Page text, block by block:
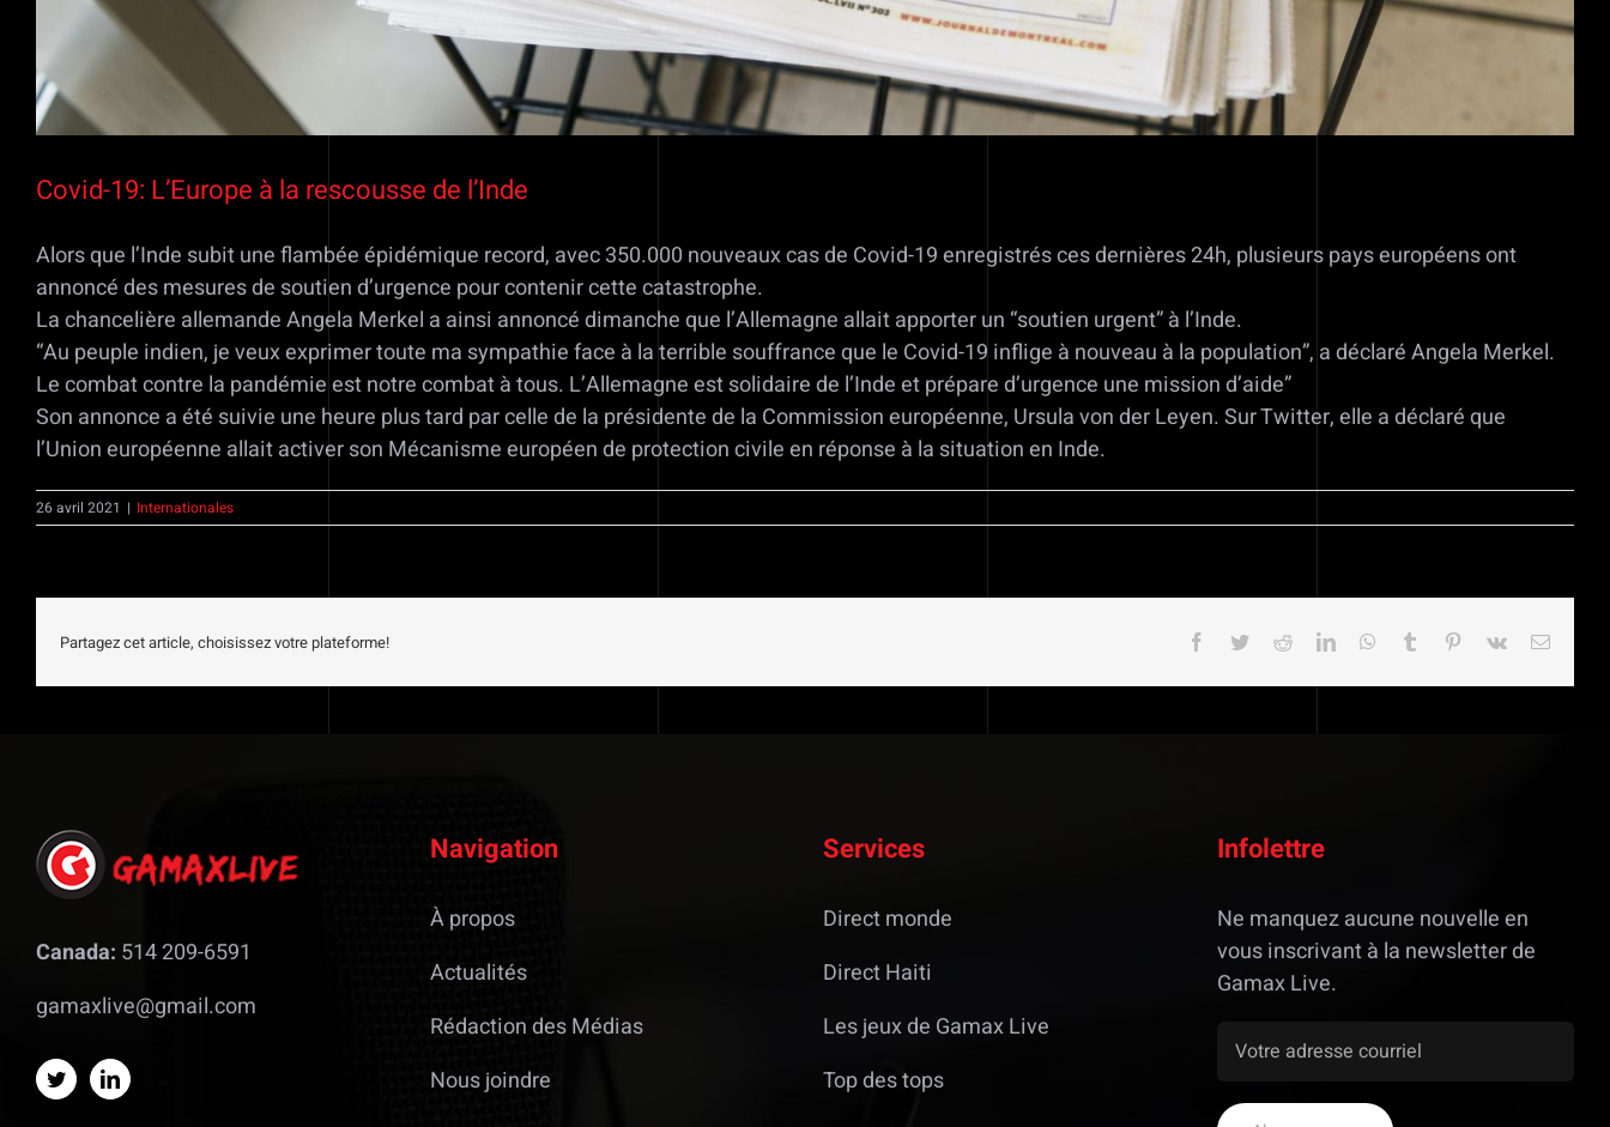
Covid-19: L’Europe à la rescousse de l’Inde
Alors que l’Inde subit une flambée épidémique record, avec 350.000 nouveaux cas de Covid-19 enregistrés ces dernières 24h, plusieurs pays européens ont
annoncé des mesures de soutien d’urgence pour contenir cette catastrophe.
La chancelière allemande Angela Merkel a ainsi annoncé dimanche que l’Allemagne allait apporter un “soutien urgent” à l’Inde.
“Au peuple indien, je veux exprimer toute ma sympathie face à la terrible souffrance que le Covid-19 inflige à nouveau à la population”, a déclaré Angela Merkel.
Le combat contre la pandémie est notre combat à tous. L’Allemagne est solidaire de l’Inde et prépare d’urgence une mission d’aide”
Son annonce a été suivie une heure plus tard par celle de la présidente de la Commission européenne, Ursula von der Leyen. Sur Twitter, elle a déclaré que
l’Union européenne allait activer son Mécanisme européen de protection civile en réponse à la situation en Inde.
26 avril 2021 | Internationales
Partagez cet article, choisissez votre plateforme! Facebook
TwitterRedditLinkedInWhatsApp
Tumblr Pinterest
Vk Email
Canada: 514 209-6591
gamaxlive@gmail.com
Navigation
À propos
Actualités
Rédaction des Médias
Nous joindre
Services
Direct monde
Direct Haiti
Les jeux de Gamax Live
Top des tops
Infolettre
Ne manquez aucune nouvelle en
vous inscrivant à la newsletter de
Gamax Live.